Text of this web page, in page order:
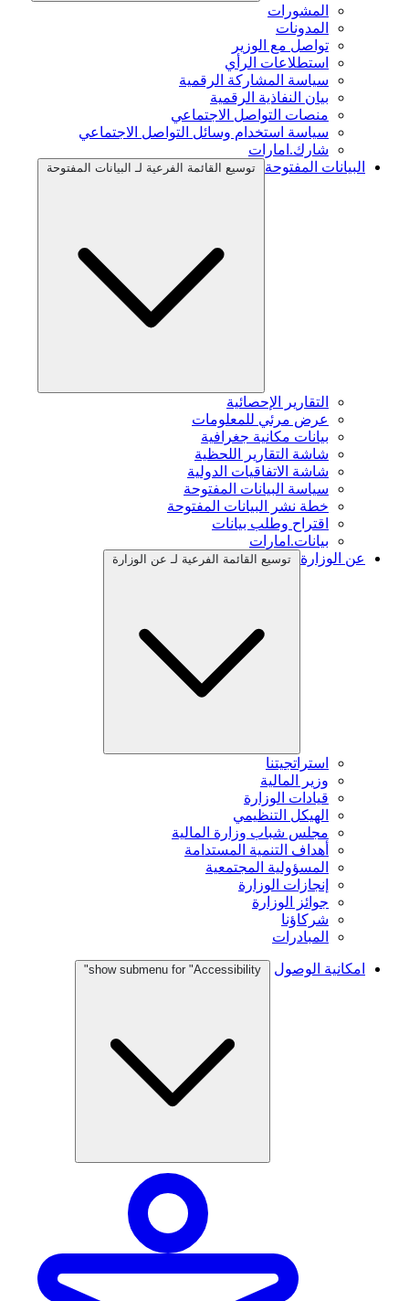
المشورات
المدونات
تواصل مع الوزير
استطلاعات الرأي
سياسة المشاركة الرقمية
بيان النفاذية الرقمية
منصات التواصل الاجتماعي
سياسة استخدام وسائل التواصل الاجتماعي
شارك.امارات
البيانات المفتوحة
توسيع القائمة الفرعية لـ البيانات المفتوحة
التقارير الإحصائية
عرض مرئي للمعلومات
بيانات مكانية جغرافية
شاشة التقارير اللحظية
شاشة الاتفاقيات الدولية
سياسة البيانات المفتوحة
خطة نشر البيانات المفتوحة
اقتراح وطلب بيانات
بيانات.امارات
عن الوزارة
توسيع القائمة الفرعية لـ عن الوزارة
استراتجيتنا
وزير المالية
قيادات الوزارة
الهيكل التنظيمي
مجلس شباب وزارة المالية
أهداف التنمية المستدامة
المسؤولية المجتمعية
إنجازات الوزارة
جوائز الوزارة
شركاؤنا
المبادرات
امكانية الوصول show submenu for "Accessibility"